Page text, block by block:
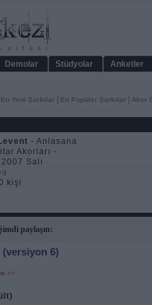
Demolar Stüdyolar Anketler
En Yeni Şarkılar En Popüler Şarkılar Akor
- Anlasana
Akorları -
Salı
kişi
paylaşın:
(versiyon 6)
>>